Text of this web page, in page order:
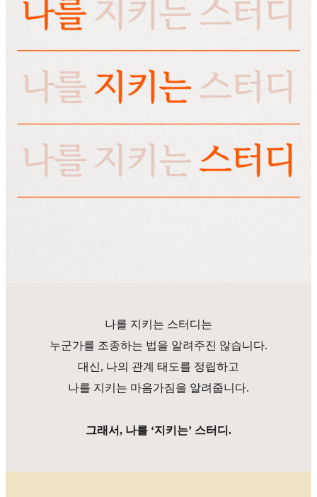
나를 지키는 스터디는
누군가를 조종하는 법을 알려주진 않습니다.
대신, 나의 관계 태도를 정립하고
나를 지키는 마음가짐을 알려줍니다.
그래서, 나를 ‘지키는’ 스터디.